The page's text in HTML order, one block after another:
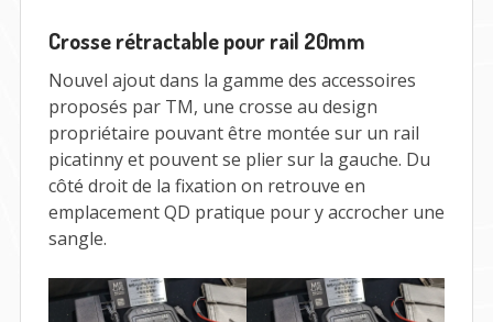
Crosse rétractable pour rail 20mm
Nouvel ajout dans la gamme des accessoires
proposés par TM, une crosse au design
propriétaire pouvant être montée sur un rail
picatinny et pouvent se plier sur la gauche. Du
côté droit de la fixation on retrouve en
emplacement QD pratique pour y accrocher une
sangle.